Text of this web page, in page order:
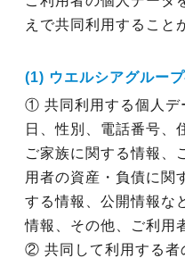
えで共同利用すること
(1) ウエルシアグルー
① 共同利用する個人デ
日、性別、電話番号、
ご家族に関する情報、
用者の資産・負債に関
する情報、公開情報な
情報、その他、ご利用
② 共同して利用する者